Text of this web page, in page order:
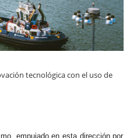
tecnológica con el uso de
empujado en esta dirección por